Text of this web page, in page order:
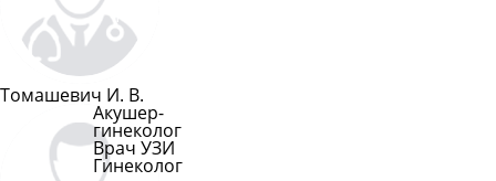
Подробнее
Томашевич И. В.
Акушер-
гинеколог
Врач УЗИ
Гинеколог